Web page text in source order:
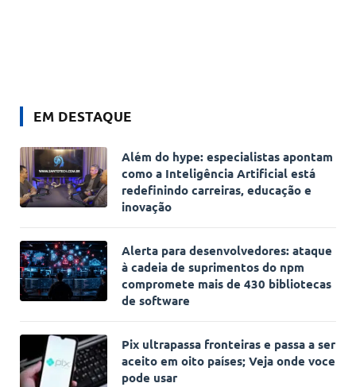
EM DESTAQUE
Além do hype: especialistas apontam
como a Inteligência Artificial está
redefinindo carreiras, educação e
inovação
Alerta para desenvolvedores: ataque
à cadeia de suprimentos do npm
compromete mais de 430 bibliotecas
de software
Pix ultrapassa fronteiras e passa a ser
aceito em oito países; Veja onde voce
pode usar